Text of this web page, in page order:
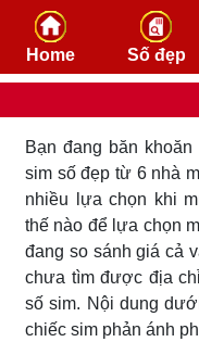
Home Số đẹp
Bạn đang băn
sim số đẹp từ 6 nhà
nhiều lựa chọn khi
thế nào để lựa chọn
đang so sánh giá cả
chưa tìm được địa
số sim. Nội dung
chiếc sim phản ánh